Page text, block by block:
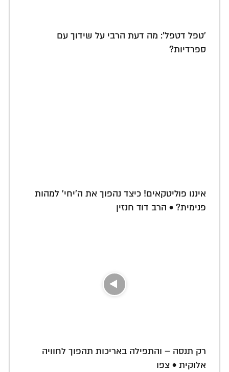
'טפל דטפל': מה דעת הרבי על שידוך עם
ספרדיות?
איננו פוליטקאים! כיצד נהפוך את ה'יחי' למהות
פנימית? • הרב דוד חנזין
רק תנסה – והתפילה באריכות תהפוך לחוויה
אלוקית • צפו